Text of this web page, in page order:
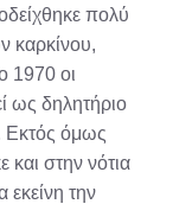
πολύ
καρκίνου,
1970 οι
ως δηλητήριο
Εκτός όμως
στην νότια
εκείνη την